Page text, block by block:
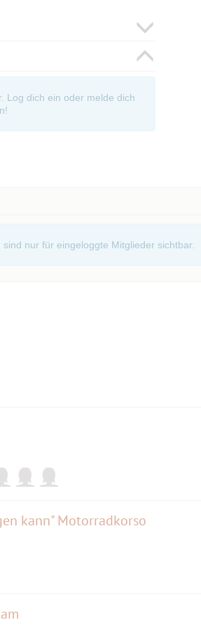
des Koreanischen
unbedingt
Log dich ein oder melde dich
sind nur für eingeloggte Mitglieder sichtbar.
kann" Motorradkorso